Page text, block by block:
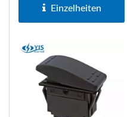
robusten
Aluminiumfront...
Einzelheiten